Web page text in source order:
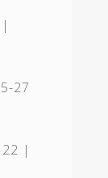
|
27
|